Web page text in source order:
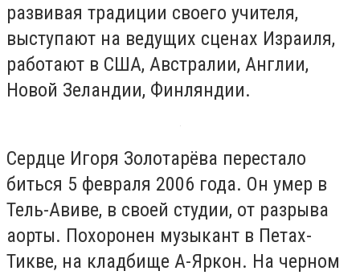
развивая традиции своего учителя,
выступают на ведущих сценах Израиля,
работают в США, Австралии, Англии,
Новой Зеландии, Финляндии.
Сердце Игоря Золотарёва перестало
биться 5 февраля 2006 года. Он умер в
Тель-Авиве, в своей студии, от разрыва
аорты. Похоронен музыкант в Петах-
Тикве, на кладбище А-Яркон. На черном